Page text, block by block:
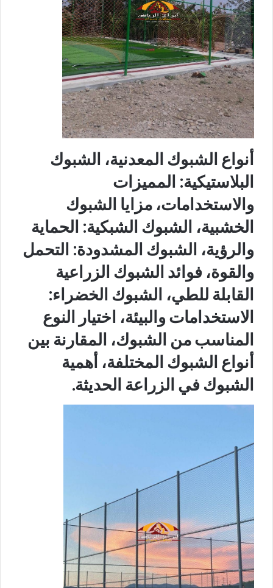
أنواع الشبوك المعدنية، الشبوك
البلاستيكية: المميزات
والاستخدامات، مزايا الشبوك
الخشبية، الشبوك الشبكية: الحماية
والرؤية، الشبوك المشدودة: التحمل
والقوة، فوائد الشبوك الزراعية
القابلة للطي، الشبوك الخضراء:
الاستخدامات والبيئة، اختيار النوع
المناسب من الشبوك، المقارنة بين
أنواع الشبوك المختلفة، أهمية
الشبوك في الزراعة الحديثة.